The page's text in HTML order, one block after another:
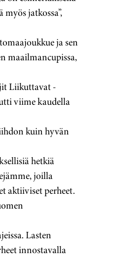
jatkossa”,
ja sen
maailmancupissa,
Liikuttavat -
viime kaudella
kuin hyvän
hetkiä
joilla
aktiiviset perheet.
Lasten
innostavalla